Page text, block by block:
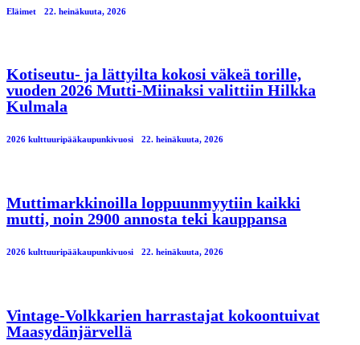
Eläimet 22. heinäkuuta, 2026
Kotiseutu- ja lättyilta kokosi väkeä torille,
vuoden 2026 Mutti-Miinaksi valittiin Hilkka
Kulmala
2026 kulttuuripääkaupunkivuosi 22. heinäkuuta, 2026
Muttimarkkinoilla loppuunmyytiin kaikki
mutti, noin 2900 annosta teki kauppansa
2026 kulttuuripääkaupunkivuosi 22. heinäkuuta, 2026
Vintage-Volkkarien harrastajat kokoontuivat
Maasydänjärvellä